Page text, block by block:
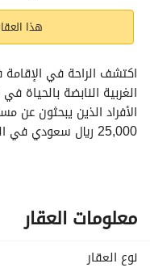
هذا
مما يوفر بيئة مريحة.
معلومات العقار
نوع العقار